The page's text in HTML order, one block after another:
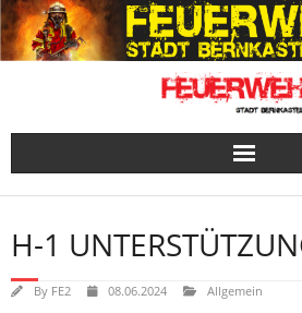
Skip
to
content
H-1
By FE2 08.06.2024 Allgemein